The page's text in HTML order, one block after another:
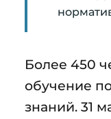
Более 450
обучение
знаний. 31